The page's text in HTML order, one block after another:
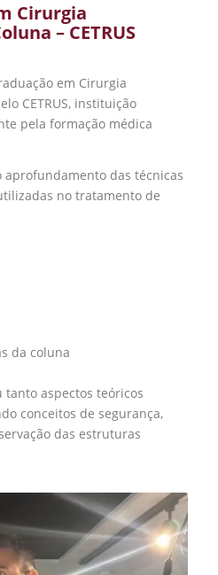
Cirurgia
– CETRUS
em Cirurgia
CETRUS, instituição
pela formação médica
aprofundamento das técnicas
no tratamento de
da coluna
aspectos teóricos
conceitos de segurança,
das estruturas